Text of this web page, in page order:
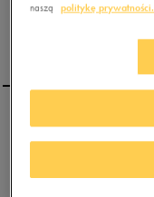
LOTTO ANTARES V
naszą
politykę prywatności.